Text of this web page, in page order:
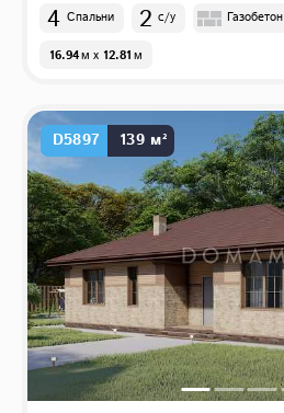
4 Спальни 2 с/у Газобетон
16.94м x 12.81м
D5897 139 м²